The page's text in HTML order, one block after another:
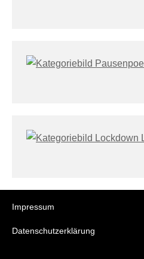
Impressum
Datenschutzerklärung